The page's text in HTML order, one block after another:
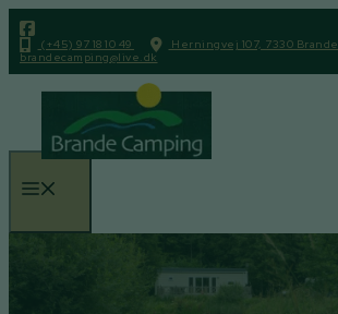
Hop
indhold
(+45) 97 18 10 49
Herningvej 107, 7330 Brande
brandecamping@live.dk